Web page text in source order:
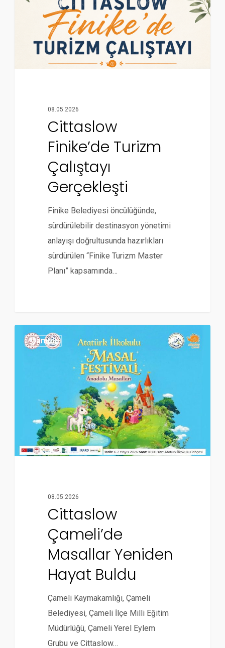
08.05.2026
Cittaslow
Finike’de Turizm
Çalıştayı
Gerçekleşti
Finike Belediyesi öncülüğünde,
sürdürülebilir destinasyon yönetimi
anlayışı doğrultusunda hazırlıkları
sürdürülen “Finike Turizm Master
Planı” kapsamında…
Çameli
08.05.2026
Cittaslow
Çameli’de
Masallar Yeniden
Hayat Buldu
Çameli Kaymakamlığı, Çameli
Belediyesi, Çameli İlçe Milli Eğitim
Müdürlüğü, Çameli Yerel Eylem
Grubu ve Cittaslow…